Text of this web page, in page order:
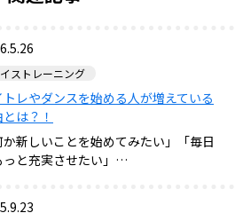
ストレーニング
レやダンスを始める人が増えている
は？！
か新しいことを始めてみたい」「毎日
っと充実させたい」…